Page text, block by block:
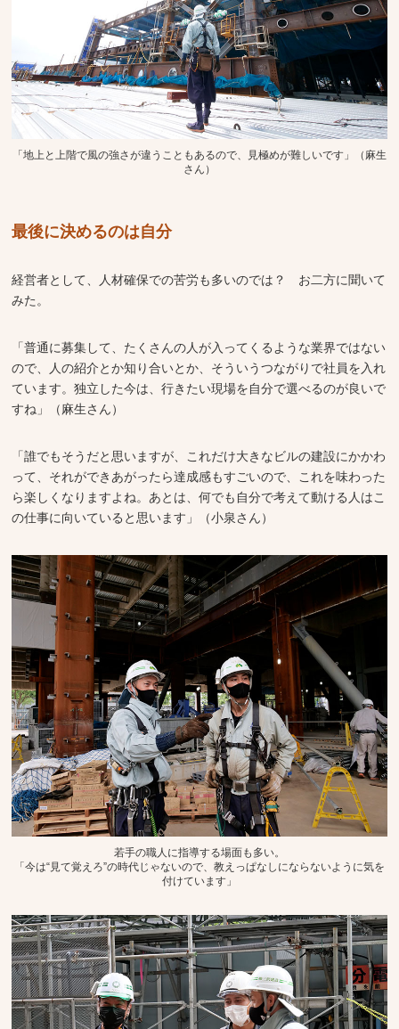
「地上と上階で風の強さが違うこともあるので、見極めが難しいです」（麻生
さん）
最後に決めるのは自分
経営者として、人材確保での苦労も多いのでは？ お二方に聞いて
みた。
「普通に募集して、たくさんの人が入ってくるような業界ではない
ので、人の紹介とか知り合いとか、そういうつながりで社員を入れ
ています。独立した今は、行きたい現場を自分で選べるのが良いで
すね」（麻生さん）
「誰でもそうだと思いますが、これだけ大きなビルの建設にかかわ
って、それができあがったら達成感もすごいので、これを味わった
ら楽しくなりますよね。あとは、何でも自分で考えて動ける人はこ
の仕事に向いていると思います」（小泉さん）
若手の職人に指導する場面も多い。
「今は“見て覚えろ”の時代じゃないので、教えっぱなしにならないように気を
付けています」